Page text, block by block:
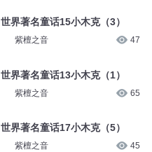
世界著名童话15小木克（3）
紫檀之音 47
世界著名童话13小木克（1）
紫檀之音 65
世界著名童话17小木克（5）
紫檀之音 45